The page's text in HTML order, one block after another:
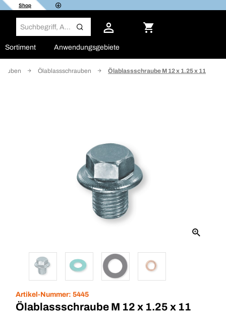
Shop
Sortiment Anwendungsgebiete
Ölablassschrauben Ölablassschraube M 12 x 1.25 x 11
Artikel-Nummer: 5445
Ölablassschraube M 12 x 1.25 x 11